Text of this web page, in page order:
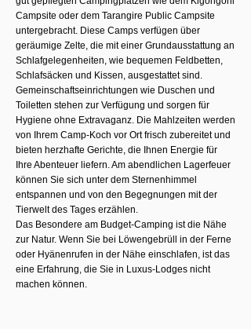
Campsite oder dem Tarangire Public Campsite
untergebracht. Diese Camps verfügen über
geräumige Zelte, die mit einer Grundausstattung an
Schlafgelegenheiten, wie bequemen Feldbetten,
Schlafsäcken und Kissen, ausgestattet sind.
Gemeinschaftseinrichtungen wie Duschen und
Toiletten stehen zur Verfügung und sorgen für
Hygiene ohne Extravaganz. Die Mahlzeiten werden
von Ihrem Camp-Koch vor Ort frisch zubereitet und
bieten herzhafte Gerichte, die Ihnen Energie für
Ihre Abenteuer liefern. Am abendlichen Lagerfeuer
können Sie sich unter dem Sternenhimmel
entspannen und von den Begegnungen mit der
Tierwelt des Tages erzählen.
Das Besondere am Budget-Camping ist die Nähe
zur Natur. Wenn Sie bei Löwengebrüll in der Ferne
oder Hyänenrufen in der Nähe einschlafen, ist das
eine Erfahrung, die Sie in Luxus-Lodges nicht
machen können.